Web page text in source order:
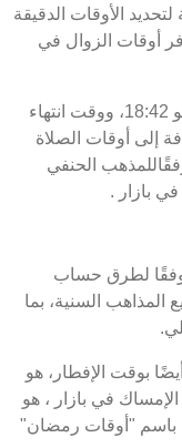
لتحديد الأوقات الدقيقة
أوقات الزوال في
موعد غروب الشمس أو الإفطار في بازار هو 18:42، ووقت انتهاء
بازار هو 03:36. بالإضافة إلى أوقات الصلاة
الحنفي
بازار .
وفقًا لطرق حساب
المذاهب السنية، بما
بوقت الإفطار، هو
الإمساك في بازار ، هو
باسم "أوقات رمضان"